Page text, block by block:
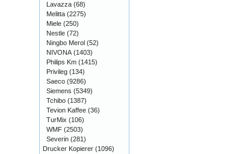
Lavazza (68)
Melitta (2275)
Miele (250)
Nestle (72)
Ningbo Merol (52)
NIVONA (1403)
Philips Km (1415)
Privileg (134)
Saeco (9286)
Siemens (5349)
Tchibo (1387)
Tevion Kaffee (36)
TurMix (106)
WMF (2503)
Severin (281)
Drucker Kopierer (1096)